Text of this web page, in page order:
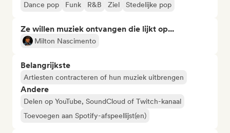
Dance pop Funk R&B Ziel Stedelijke pop
Ze willen muziek ontvangen die lijkt op...
Milton Nascimento
Belangrijkste
Artiesten contracteren of hun muziek uitbrengen
Andere
Delen op YouTube, SoundCloud of Twitch-kanaal
Toevoegen aan Spotify-afspeellijst(en)